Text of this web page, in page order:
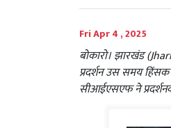
Fri Apr 4 , 2025
बोकारो। झारखंड
प्रदर्शन उस समय
सीआईएसएफ ने